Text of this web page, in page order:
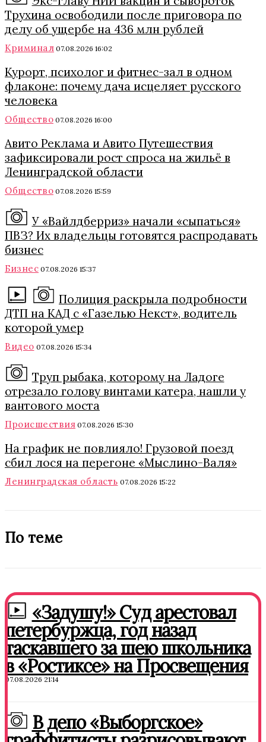
Трухина освободили после приговора по
делу об ущербе на 436 млн рублей
Криминал 07.08.2026 16:02
Курорт, психолог и фитнес-зал в одном
флаконе: почему дача исцеляет русского
человека
Общество 07.08.2026 16:00
Авито Реклама и Авито Путешествия
зафиксировали рост спроса на жильё в
Ленинградской области
Общество 07.08.2026 15:59
У «Вайлдберриз» начали «сыпаться»
ПВЗ? Их владельцы готовятся распродавать
бизнес
Бизнес 07.08.2026 15:37
Полиция раскрыла подробности
ДТП на КАД с «Газелью Некст», водитель
которой умер
Видео 07.08.2026 15:34
Труп рыбака, которому на Ладоге
отрезало голову винтами катера, нашли у
вантового моста
Происшествия 07.08.2026 15:30
На график не повлияло! Грузовой поезд
сбил лося на перегоне «Мыслино-Валя»
Ленинградская область 07.08.2026 15:22
По теме
«Задушу!» Суд арестовал
петербуржца, год назад
таскавшего за шею школьника
в «Ростиксе» на Просвещения
07.08.2026 21:14
В депо «Выборгское»